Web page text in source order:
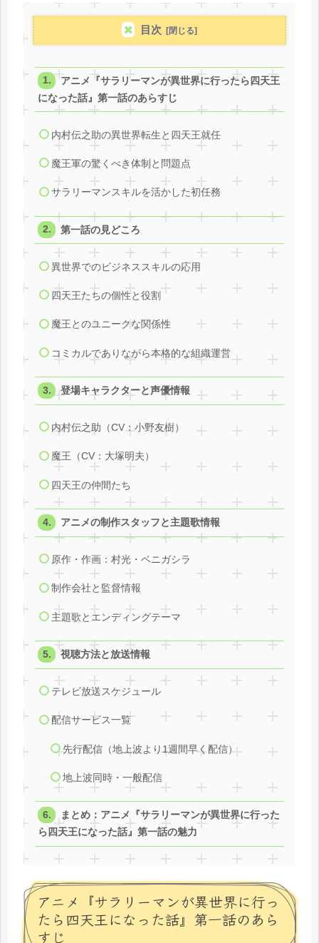
目次
アニメ『サラリーマンが異世界に行ったら四天王
になった話』第一話のあらすじ
内村伝之助の異世界転生と四天王就任
魔王軍の驚くべき体制と問題点
サラリーマンスキルを活かした初任務
第一話の見どころ
異世界でのビジネススキルの応用
四天王たちの個性と役割
魔王とのユニークな関係性
コミカルでありながら本格的な組織運営
登場キャラクターと声優情報
内村伝之助（CV：小野友樹）
魔王（CV：大塚明夫）
四天王の仲間たち
アニメの制作スタッフと主題歌情報
原作・作画：村光・ベニガシラ
制作会社と監督情報
主題歌とエンディングテーマ
視聴方法と放送情報
テレビ放送スケジュール
配信サービス一覧
先行配信（地上波より1週間早く配信）
地上波同時・一般配信
まとめ：アニメ『サラリーマンが異世界に行った
ら四天王になった話』第一話の魅力
アニメ『サラリーマンが異世界に行っ
たら四天王になった話』第一話のあら
すじ